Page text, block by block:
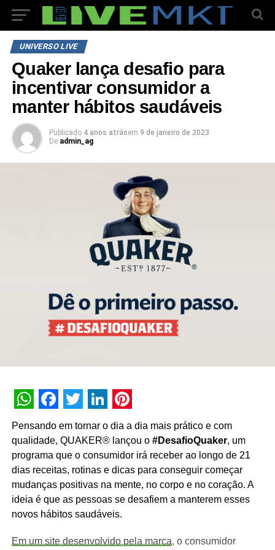
UNIVERSO LIVE
Quaker lança desafio para
incentivar consumidor a
manter hábitos saudáveis
Publicado 4 anos atrásem 9 de janeiro de 2023
De admin_ag
WhatsApp
Facebook
Twitter
LinkedIn
Pinterest
Pensando em tornar o dia a dia mais prático e com
qualidade, QUAKER® lançou o #DesafioQuaker, um
programa que o consumidor irá receber ao longo de 21
dias receitas, rotinas e dicas para conseguir começar
mudanças positivas na mente, no corpo e no coração. A
ideia é que as pessoas se desafiem a manterem esses
novos hábitos saudáveis.
Em um site desenvolvido pela marca, o consumidor